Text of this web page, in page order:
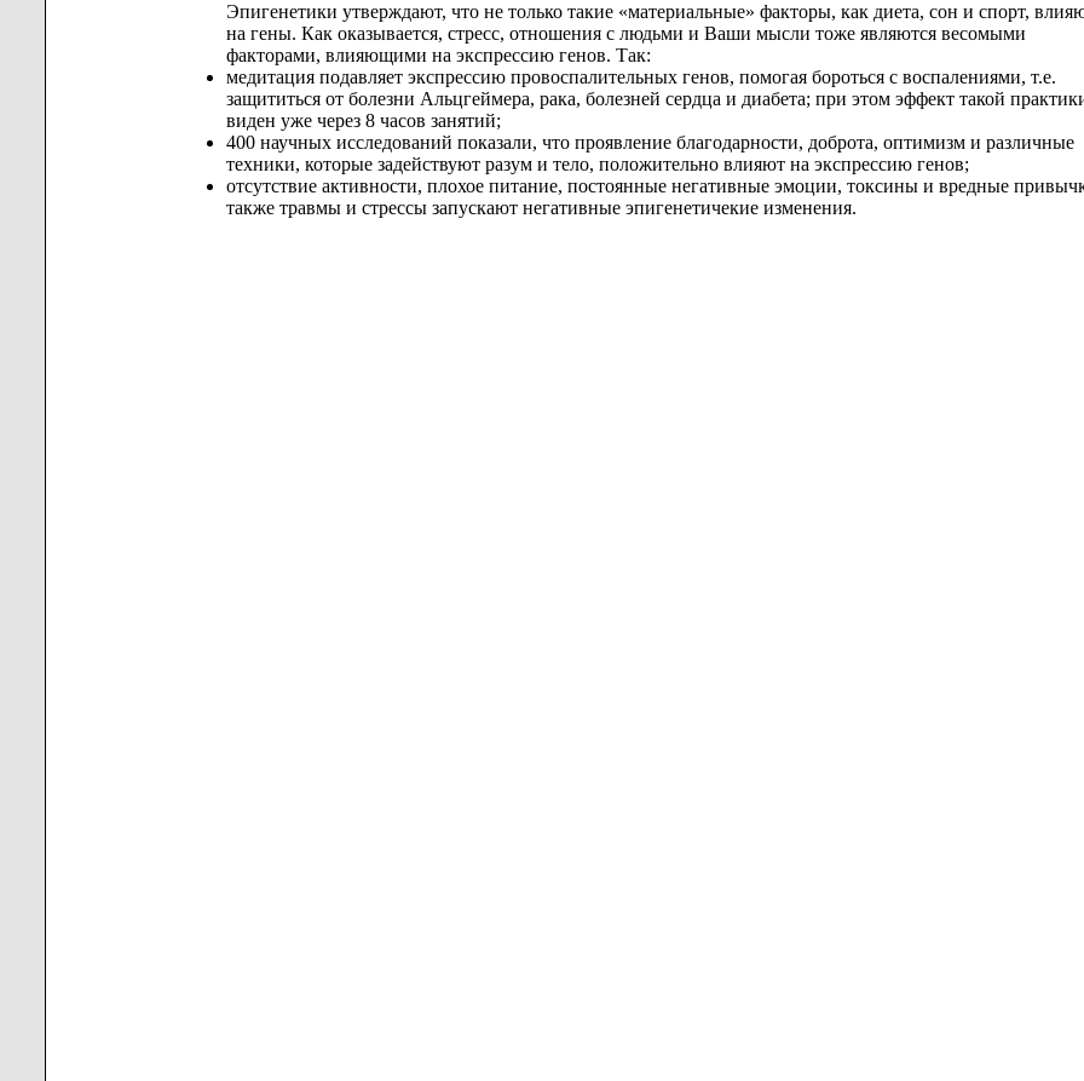
Эпигенетики утверждают, что не только такие «материальные» факторы, как диета, сон и спорт,
на гены. Как оказывается, стресс, отношения с людьми и Ваши мысли тоже являются весомыми
факторами, влияющими на экспрессию генов. Так:
медитация подавляет экспрессию провоспалительных генов, помогая бороться с воспалениями, т.е.
защититься от болезни Альцгеймера, рака, болезней сердца и диабета; при этом эффект такой
виден уже через 8 часов занятий;
400 научных исследований показали, что проявление благодарности, доброта, оптимизм и различные
техники, которые задействуют разум и тело, положительно влияют на экспрессию генов;
отсутствие активности, плохое питание, постоянные негативные эмоции, токсины и вредные
также травмы и стрессы запускают негативные эпигенетичекие изменения.